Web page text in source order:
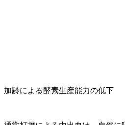
加齢による酵素生産能力の低下